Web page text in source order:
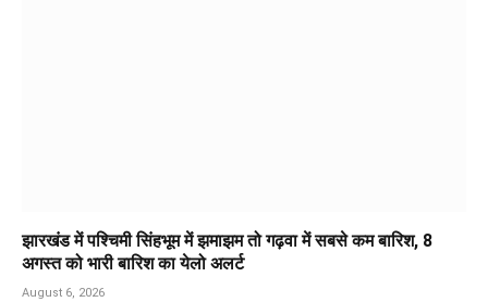
झारखंड में पश्चिमी सिंहभूम में झमाझम तो गढ़वा में सबसे कम बारिश, 8
अगस्त को भारी बारिश का येलो अलर्ट
August 6, 2026